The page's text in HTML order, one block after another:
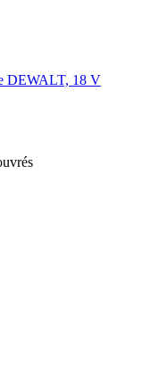
DEWALT, 18 V